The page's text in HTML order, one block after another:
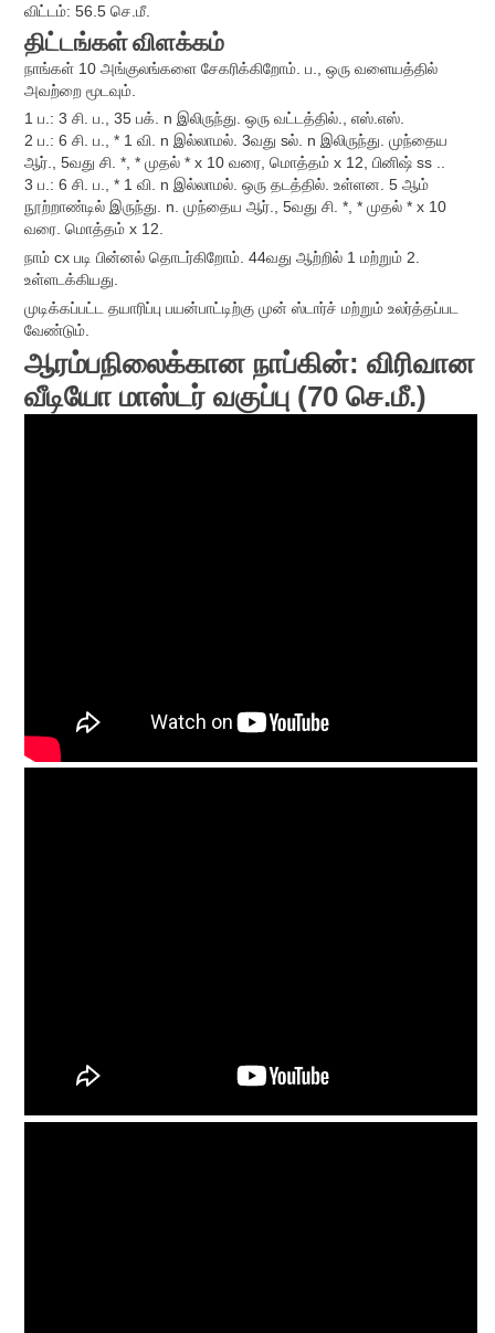
விட்டம்: 56.5 செ.மீ.
திட்டங்கள்விளக்கம்
நாங்கள் 10 அங்குலங்களை சேகரிக்கிறோம். ப., ஒரு வளையத்தில்
அவற்றை மூடவும்.
1 ப.: 3 சி. ப., 35 பக். n இலிருந்து. ஒரு வட்டத்தில்., எஸ்.எஸ்.
2 ப.: 6 சி. ப., * 1 வி. n இல்லாமல். 3வது sல். n இலிருந்து. முந்தைய
ஆர்., 5வது சி. *, * முதல் * x 10 வரை, மொத்தம் x 12, பினிஷ் ss ..
3 ப.: 6 சி. ப., * 1 வி. n இல்லாமல். ஒரு தடத்தில். உள்ளன. 5 ஆம்
நூற்றாண்டில் இருந்து. n. முந்தைய ஆர்., 5வது சி. *, * முதல் * x 10
வரை. மொத்தம் x 12.
நாம் cx படி பின்னல் தொடர்கிறோம். 44வது ஆற்றில் 1 மற்றும் 2.
உள்ளடக்கியது.
முடிக்கப்பட்ட தயாரிப்பு பயன்பாட்டிற்கு முன் ஸ்டார்ச் மற்றும் உலர்த்தப்பட
வேண்டும்.
ஆரம்பநிலைக்கான நாப்கின்: விரிவான
வீடியோ மாஸ்டர் வகுப்பு (70 செ.மீ.)